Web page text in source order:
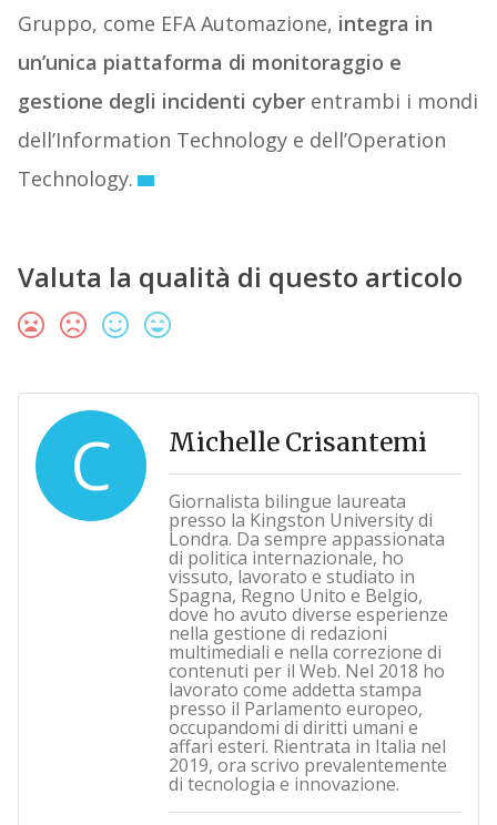
Gruppo, come EFA Automazione, integra in
un’unica piattaforma di monitoraggio e
gestione degli incidenti cyberentrambi i mondi
dell’Information Technology e dell’Operation
Technology.
Valuta la qualità di questo articolo
C Michelle Crisantemi
Giornalista bilingue laureata
presso la Kingston University di
Londra. Da sempre appassionata
di politica internazionale, ho
vissuto, lavorato e studiato in
Spagna, Regno Unito e Belgio,
dove ho avuto diverse esperienze
nella gestione di redazioni
multimediali e nella correzione di
contenuti per il Web. Nel 2018 ho
lavorato come addetta stampa
presso il Parlamento europeo,
occupandomi di diritti umani e
affari esteri. Rientrata in Italia nel
2019, ora scrivo prevalentemente
di tecnologia e innovazione.